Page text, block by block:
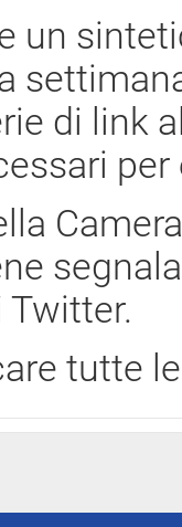
un
di link
Twitter.
tutte